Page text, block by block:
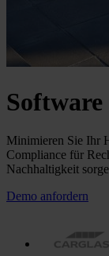
Minimieren Sie Ihr
Compliance für
Nachhaltigkeit
Demo anfordern